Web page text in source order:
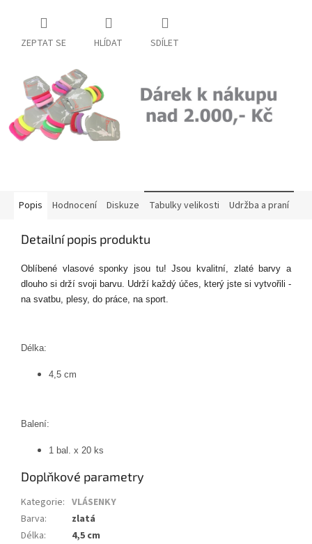
ZEPTAT SE HLÍDAT SDÍLET
Popis Hodnocení Diskuze Tabulky velikosti Udržba a praní
Detailní popis produktu
Oblíbené vlasové sponky jsou tu! Jsou kvalitní, zlaté barvy a
dlouho si drží svoji barvu. Udrží každý účes, který jste si vytvořili -
na svatbu, plesy, do práce, na sport.
Délka:
4,5 cm
Balení:
1 bal. x 20 ks
Doplňkové parametry
Kategorie: VLÁSENKY
Barva:
zlatá
Délka:
4,5 cm